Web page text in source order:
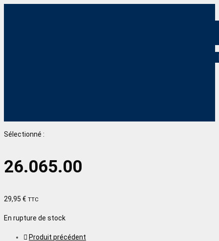
Sélectionné :
26.065.00
29,95 € TTC
En rupture de stock
Produit précédent